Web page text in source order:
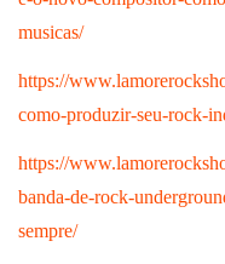
musicas/
https://
como-produzir-seu-rock-
https://
banda-de-rock-
sempre/